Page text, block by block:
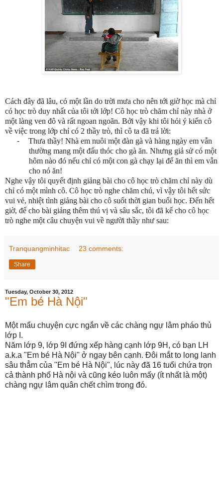
Cách đây đã lâu, có một lần do trời mưa cho nên tới giờ học mà chỉ
có học trò duy nhất của tôi tới lớp! Cô học trò chăm chỉ này nhà ở
một làng ven đô và rất ngoan ngoãn. Bởi vậy khi tôi hỏi ý kiến cô
về việc trong lớp chỉ có 2 thầy trò, thì cô ta đã trả lời:
-
Thưa thầy! Nhà em nuôi một đàn gà và hàng ngày em vẫn
thường mang một đấu thóc cho gà ăn. Nhưng giả sử có một
hôm nào đó nếu chỉ có một con gà chạy lại để ăn thì em vẫn
cho nó ăn!
Nghe vậy tôi quyết định giảng bài cho cô học trò chăm chỉ này dù
chỉ có một mình cô. Cô học trò nghe chăm chú, vì vậy tôi hết sức
vui vẻ, nhiệt tình giảng bài cho cô suốt thời gian buổi học. Đến hết
giờ, để cho bài giảng thêm thú vị và sâu sắc, tôi đã kể cho cô học
trò nghe một câu chuyện vui về người thầy như sau:
Tranquangminhitac 23 comments:
Share
Tuesday, October 30, 2012
"Em bé Hà Nội"
Một mẩu chuyện cực ngắn về các chàng ngự lâm pháo thủ
lớp I.
Năm lớp 9, lớp 9I đứng xếp hàng cạnh lớp 9H, có bạn LH
a.k.a "Em bé Hà Nội" ở ngay bên cạnh. Đôi mắt to long lanh
sâu thẳm của "Em bé Hà Nội", lúc này đã 16 tuổi chứa trọn
cả thành phố Hà nội và cũng kéo luôn mấy (ít nhất là một)
chàng ngự lâm quân chết chìm trong đó.